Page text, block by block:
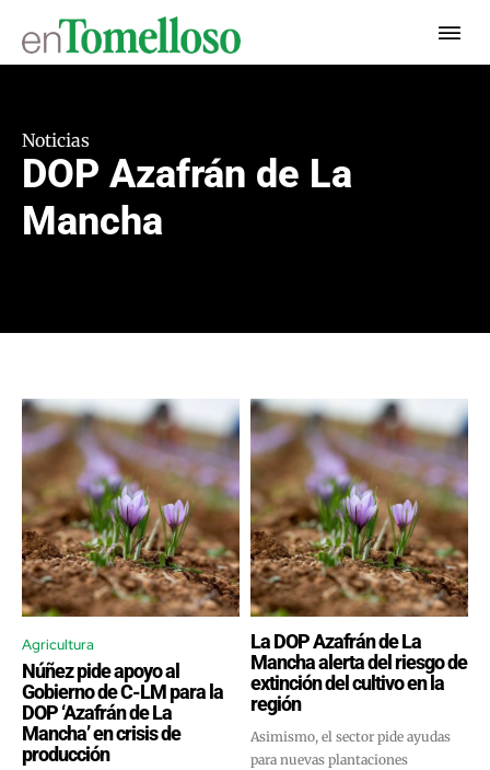
Noticias
DOP Azafrán de La
Mancha
Agricultura
Núñez pide apoyo al
Gobierno de C-LM para la
DOP ‘Azafrán de La
Mancha’ en crisis de
producción
La DOP Azafrán de La
Mancha alerta del riesgo de
extinción del cultivo en la
región
Asimismo, el sector pide ayudas
para nuevas plantaciones